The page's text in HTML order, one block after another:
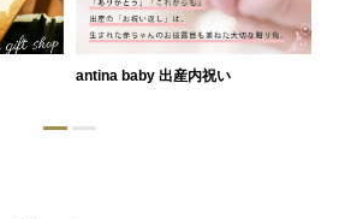
antina baby 出産内祝い